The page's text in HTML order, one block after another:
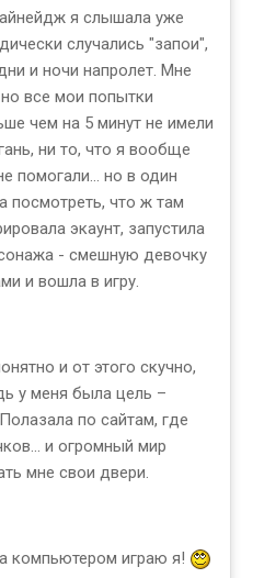
я слышала уже
случались "запои",
и ночи напролет. Мне
все мои попытки
чем на 5 минут не имели
ни то, что я вообще
помогали... но в один
посмотреть, что ж там
экаунт, запустила
- смешную девочку
и вошла в игру.
и от этого скучно,
у меня была цель –
по сайтам, где
и огромный мир
мне свои двери.
компьютером играю я!